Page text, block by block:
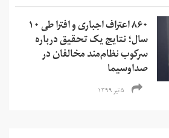
۸۶۰ اعتراف اجباری و افترا طی ۱۰
سال؛ نتایج یک تحقیق درباره
سرکوب نظام‌مند مخالفان در
صداوسیما
۵ تیر ۱۳۹۹